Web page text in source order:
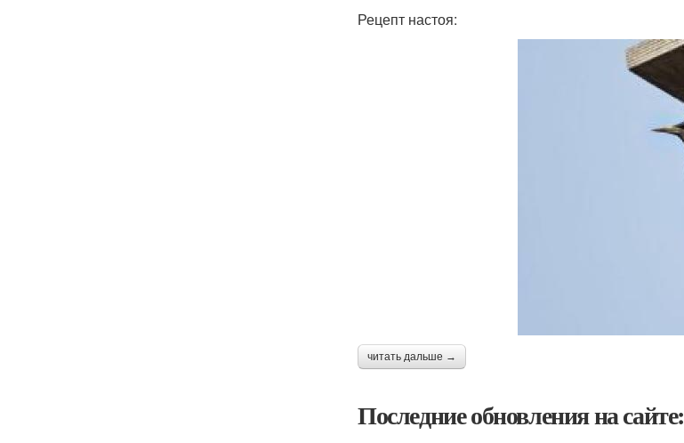
Рецепт настоя:
читать дальше →
Последние обновления на сайте: